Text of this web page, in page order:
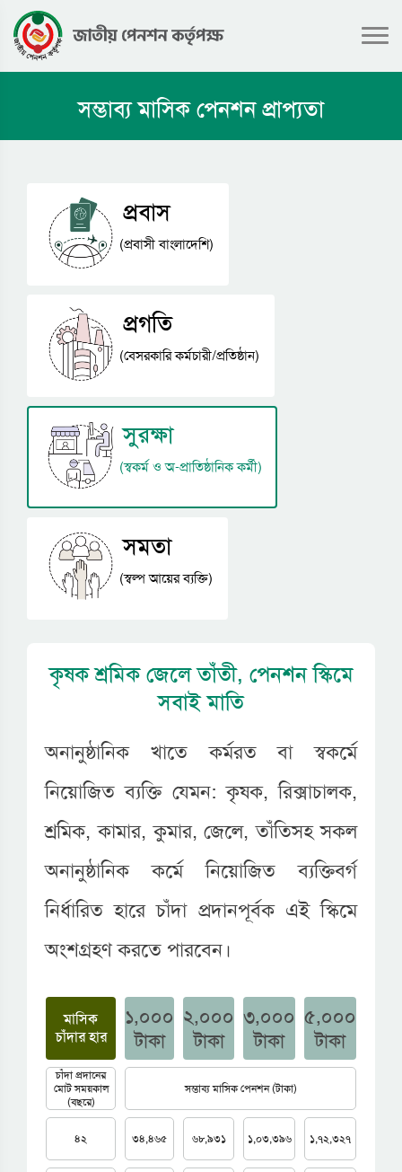
সম্ভাব্য মাসিক পেনশন প্রাপ্যতা
প্রবাস
(প্রবাসী বাংলাদেশি)
প্রগতি
(বেসরকারি কর্মচারী/প্রতিষ্ঠান)
সুরক্ষা
(স্বকর্ম ও অ-প্রাতিষ্ঠানিক কর্মী)
সমতা
(স্বল্প আয়ের ব্যক্তি)
কৃষক শ্রমিক জেলে তাঁতী, পেনশন স্কিমে
সবাই মাতি
অনানুষ্ঠানিক খাতে কর্মরত বা স্বকর্মে
নিয়োজিত ব্যক্তি যেমন: কৃষক, রিক্সাচালক,
শ্রমিক, কামার, কুমার, জেলে, তাঁতিসহ সকল
অনানুষ্ঠানিক কর্মে নিয়োজিত ব্যক্তিবর্গ
নির্ধারিত হারে চাঁদা প্রদানপূর্বক এই স্কিমে
অংশগ্রহণ করতে পারবেন।
মাসিক
চাঁদার হার
১,০০০
টাকা
২,০০০
টাকা
৩,০০০
টাকা
৫,০০০
টাকা
চাঁদা প্রদানের
মোট সময়কাল
(বছরে)
সম্ভাব্য মাসিক পেনশন (টাকা)
৪২ ৩৪,৪৬৫ ৬৮,৯৩১ ১,০৩,৩৯৬ ১,৭২,৩২৭